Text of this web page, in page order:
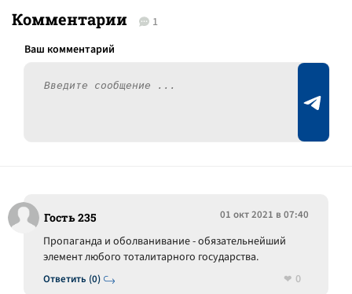
Комментарии 1
Гость 235 01 окт 2021 в 07:40
Ответить (0)
Пропаганда и оболванивание - обязательнейший
элемент любого тоталитарного государства.
0